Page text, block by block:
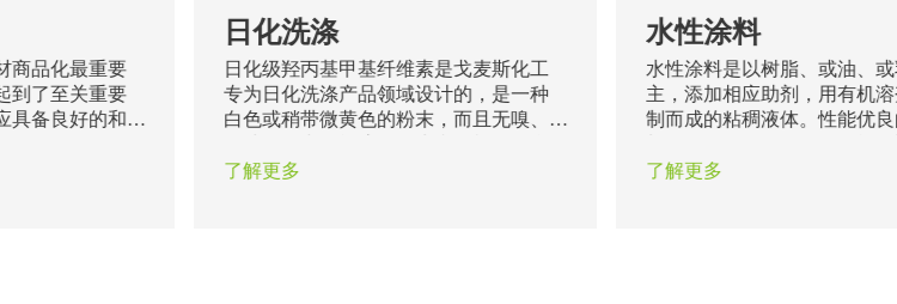
商品化最重要
到了至关重要
具备良好的和
化施工的今
日化洗涤
日化级羟丙基甲基纤维素是戈麦斯化工
专为日化洗涤产品领域设计的，是一种
白色或稍带微黄色的粉末，而且无嗅、
的溶剂，形成透明的粘稠溶液。。
了解更多
水性涂料
水性涂料是以树脂、或油、
主，添加相应助剂，用有机
制而成的粘稠液体。性能优
好，涂膜附着力强，保水性
了解更多